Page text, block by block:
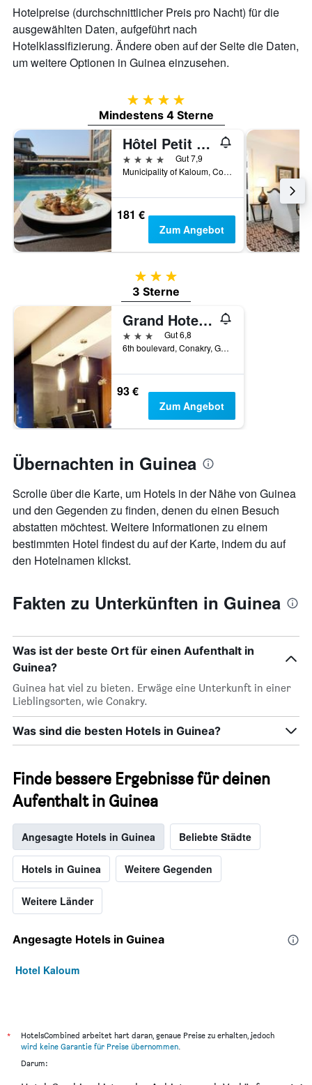
die
den
durchschnittlichen
Zimmerpreis
anzeigt
Hotelpreise (durchschnittlicher Preis pro Nacht) für die
ausgewählten Daten, aufgeführt nach
Hotelklassifizierung. Ändere oben auf der Seite die Daten,
um weitere Optionen in Guinea einzusehen.
4 Sterne
Mindestens 4 Sterne
Hôtel Petit Bateau
4 Sterne
Gut 7,9
Municipality of Kaloum, Conakry, Guinea
181 €
Zum Angebot
3 Sterne
3 Sterne
Grand Hotel Central Conakry
3 Sterne
Gut 6,8
6th boulevard, Conakry, Guinea
93 €
Zum Angebot
Übernachten in Guinea
Scrolle über die Karte, um Hotels in der Nähe von Guinea
und den Gegenden zu finden, denen du einen Besuch
abstatten möchtest. Weitere Informationen zu einem
bestimmten Hotel findest du auf der Karte, indem du auf
den Hotelnamen klickst.
Fakten zu Unterkünften in Guinea
Was ist der beste Ort für einen Aufenthalt in
Guinea?
Guinea hat viel zu bieten. Erwäge eine Unterkunft in einer
Lieblingsorten, wie Conakry.
Was sind die besten Hotels in Guinea?
Finde bessere Ergebnisse für deinen
Aufenthalt in Guinea
Angesagte Hotels in Guinea Beliebte Städte
Hotels in Guinea Weitere Gegenden
Weitere Länder
Angesagte Hotels in Guinea
Hotel Kaloum
*
HotelsCombined arbeitet hart daran, genaue Preise zu erhalten, jedoch
wird keine Garantie für Preise übernommen.
Darum: